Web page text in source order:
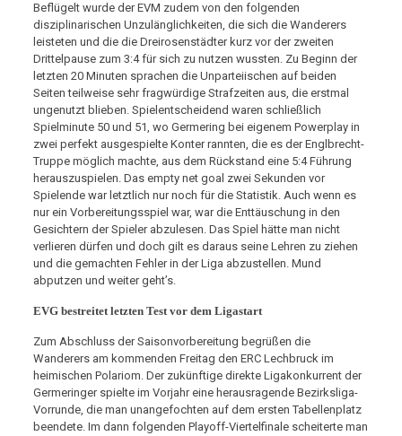
Beflügelt wurde der EVM zudem von den folgenden
disziplinarischen Unzulänglichkeiten, die sich die Wanderers
leisteten und die die Dreirosenstädter kurz vor der zweiten
Drittelpause zum 3:4 für sich zu nutzen wussten. Zu Beginn der
letzten 20 Minuten sprachen die Unparteiischen auf beiden
Seiten teilweise sehr fragwürdige Strafzeiten aus, die erstmal
ungenutzt blieben. Spielentscheidend waren schließlich
Spielminute 50 und 51, wo Germering bei eigenem Powerplay in
zwei perfekt ausgespielte Konter rannten, die es der Englbrecht-
Truppe möglich machte, aus dem Rückstand eine 5:4 Führung
herauszuspielen. Das empty net goal zwei Sekunden vor
Spielende war letztlich nur noch für die Statistik. Auch wenn es
nur ein Vorbereitungsspiel war, war die Enttäuschung in den
Gesichtern der Spieler abzulesen. Das Spiel hätte man nicht
verlieren dürfen und doch gilt es daraus seine Lehren zu ziehen
und die gemachten Fehler in der Liga abzustellen. Mund
abputzen und weiter geht’s.
EVG bestreitet letzten Test vor dem Ligastart
Zum Abschluss der Saisonvorbereitung begrüßen die
Wanderers am kommenden Freitag den ERC Lechbruck im
heimischen Polariom. Der zukünftige direkte Ligakonkurrent der
Germeringer spielte im Vorjahr eine herausragende Bezirksliga-
Vorrunde, die man unangefochten auf dem ersten Tabellenplatz
beendete. Im dann folgenden Playoff-Viertelfinale scheiterte man